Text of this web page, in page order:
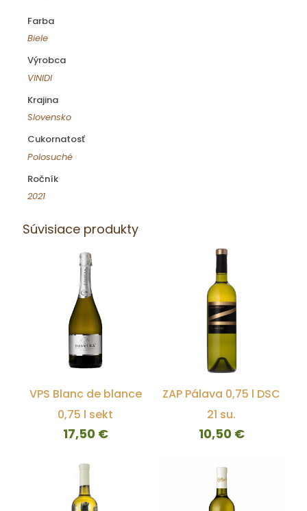
Farba
Biele
Výrobca
VINIDI
Krajina
Slovensko
Cukornatosť
Polosuché
Ročník
2021
Súvisiace produkty
VPS Blanc de blance
0,75 l sekt
17,50 €
ZAP Pálava 0,75 l DSC
21 su.
10,50 €